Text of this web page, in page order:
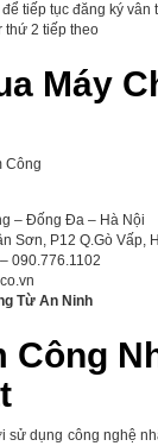
tiếp tục đăng ký vân
thứ 2 tiếp theo
Máy
– Đống Đa – Hà Nội
Sơn, P12 Q.Gò Vấp,
090.776.1102
Từ An Ninh
Công
sử dụng công nghệ